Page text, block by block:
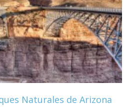
Naturales de Arizona